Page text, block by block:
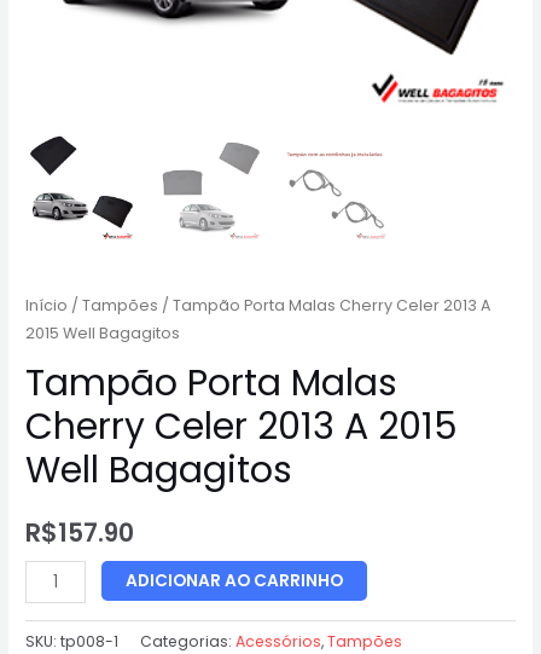
Início /Tampões / Tampão Porta Malas Cherry Celer 2013 A
2015 Well Bagagitos
Tampão Porta Malas
Cherry Celer 2013 A 2015
Well Bagagitos
R$157.90
ADICIONAR AO CARRINHO
SKU:tp008-1 Categorias:Acessórios,Tampões